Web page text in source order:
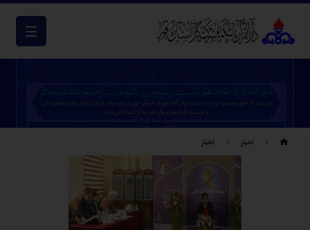
اخبار اخبار